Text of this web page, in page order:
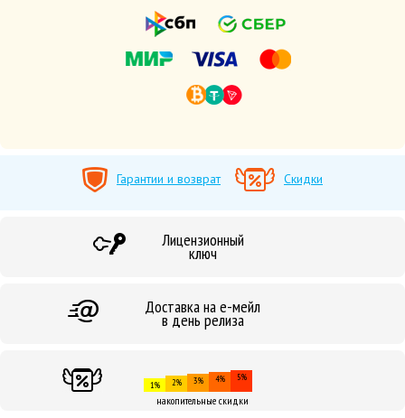
Гарантии и возврат Скидки
Лицензионный
ключ
Доставка на е-мейл
в день релиза
1% 2% 3% 4% 5%
накопительные скидки